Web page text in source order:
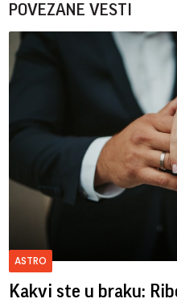
POVEZANE VESTI
ASTRO
Kakvi ste u braku: